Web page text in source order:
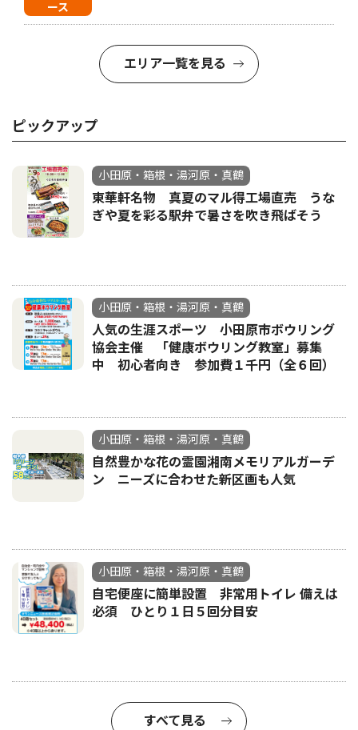
ース
エリア一覧を見る
ピックアップ
小田原・箱根・湯河原・真鶴
東華軒名物 真夏のマル得工場直売 うな
ぎや夏を彩る駅弁で暑さを吹き飛ばそう
小田原・箱根・湯河原・真鶴
人気の生涯スポーツ 小田原市ボウリング
協会主催 「健康ボウリング教室」募集
中 初心者向き 参加費１千円（全６回）
小田原・箱根・湯河原・真鶴
自然豊かな花の霊園湘南メモリアルガーデ
ン ニーズに合わせた新区画も人気
小田原・箱根・湯河原・真鶴
自宅便座に簡単設置 非常用トイレ 備えは
必須 ひとり１日５回分目安
すべて見る